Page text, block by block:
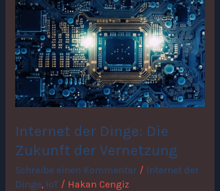
Internet der Dinge: Die
Zukunft der Vernetzung
Schreibe einen Kommentar / Internet der
Dinge, IoT/ Hakan Cengiz
der
Dinge:
Die
Zukunft
der
Vernetzung